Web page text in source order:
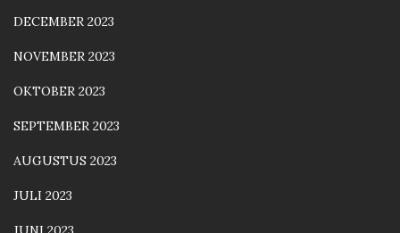
DECEMBER 2023
NOVEMBER 2023
OKTOBER 2023
SEPTEMBER 2023
AUGUSTUS 2023
JULI 2023